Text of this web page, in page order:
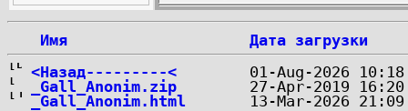
Имя
Дата загрузки
<Назад---------<
_Gall_Anonim.zip
_Gall_Anonim.html